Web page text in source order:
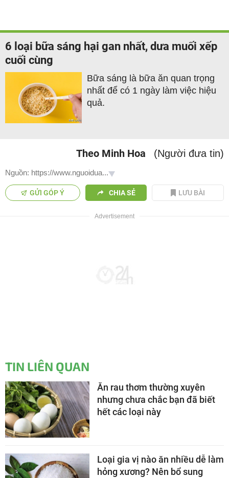
6 loại bữa sáng hại gan nhất, dưa muối xếp
cuối cùng
Bữa sáng là bữa ăn quan trọng
nhất để có 1 ngày làm việc hiệu
quả.
Theo Minh Hoa (Người đưa tin)
Nguồn: https://www.nguoidua...
GỬI GÓP Ý CHIA SẺ LƯU BÀI
TIN LIÊN QUAN
Ăn rau thơm thường xuyên
nhưng chưa chắc bạn đã biết
hết các loại này
Loại gia vị nào ăn nhiều dễ làm
hỏng xương? Nên bổ sung